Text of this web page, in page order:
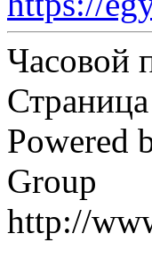
Часовой
Страница
Powered
Group
http://